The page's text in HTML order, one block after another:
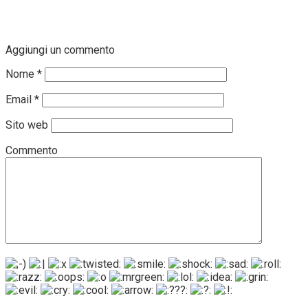
Aggiungi un commento
Nome *
Email *
Sito web
Commento